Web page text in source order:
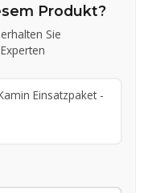
Produkt?
Sie
Einsatzpaket -